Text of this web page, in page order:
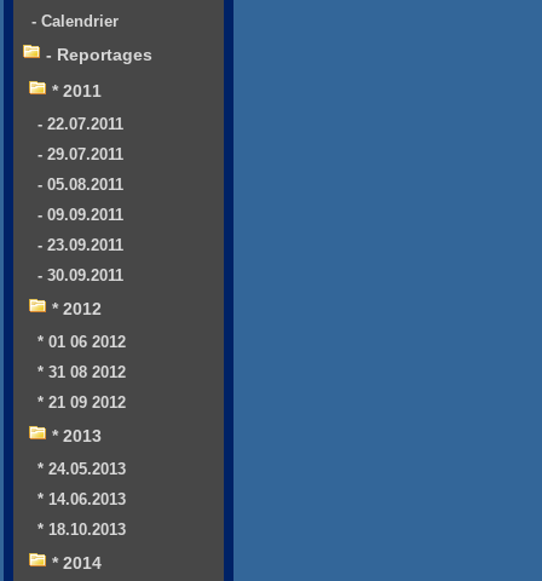
- Calendrier
- Reportages
* 2011
- 22.07.2011
- 29.07.2011
- 05.08.2011
- 09.09.2011
- 23.09.2011
- 30.09.2011
* 2012
* 01 06 2012
* 31 08 2012
* 21 09 2012
* 2013
* 24.05.2013
* 14.06.2013
* 18.10.2013
* 2014